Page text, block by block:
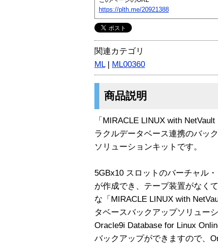
https://plth.me/20921388
関連カテゴリ
ML| ML00360
商品説明
「MIRACLE LINUX with
ラクルデータベース連携のバッ
ソリューションキットです。
5GBx10 スロットのバーチャル
が作成でき、テープ装置がなく
な「MIRACLE LINUX with
タベースバックアップソリュー
Oracle9i Database for Linux
バックアップができますので、